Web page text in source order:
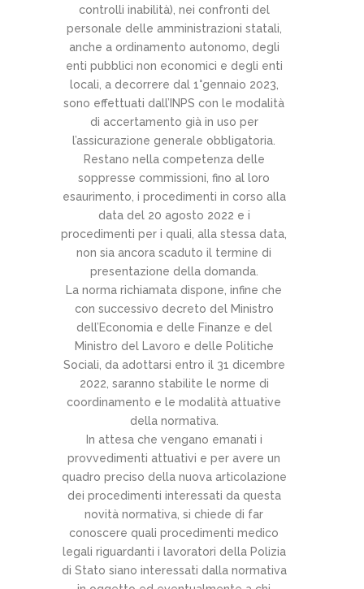
controlli inabilità), nei confronti del
personale delle amministrazioni statali,
anche a ordinamento autonomo, degli
enti pubblici non economici e degli enti
locali, a decorrere dal 1°gennaio 2023,
sono effettuati dall’INPS con le modalità
di accertamento già in uso per
l’assicurazione generale obbligatoria.
Restano nella competenza delle
soppresse commissioni, fino al loro
esaurimento, i procedimenti in corso alla
data del 20 agosto 2022 e i
procedimenti per i quali, alla stessa data,
non sia ancora scaduto il termine di
presentazione della domanda.
La norma richiamata dispone, infine che
con successivo decreto del Ministro
dell’Economia e delle Finanze e del
Ministro del Lavoro e delle Politiche
Sociali, da adottarsi entro il 31 dicembre
2022, saranno stabilite le norme di
coordinamento e le modalità attuative
della normativa.
In attesa che vengano emanati i
provvedimenti attuativi e per avere un
quadro preciso della nuova articolazione
dei procedimenti interessati da questa
novità normativa, si chiede di far
conoscere quali procedimenti medico
legali riguardanti i lavoratori della Polizia
di Stato siano interessati dalla normativa